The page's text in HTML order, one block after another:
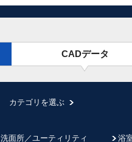
CADデータ
カテゴリを選ぶ
洗面所／ユーティリティ
浴